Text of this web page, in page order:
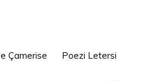
Çamerise Poezi Letersi